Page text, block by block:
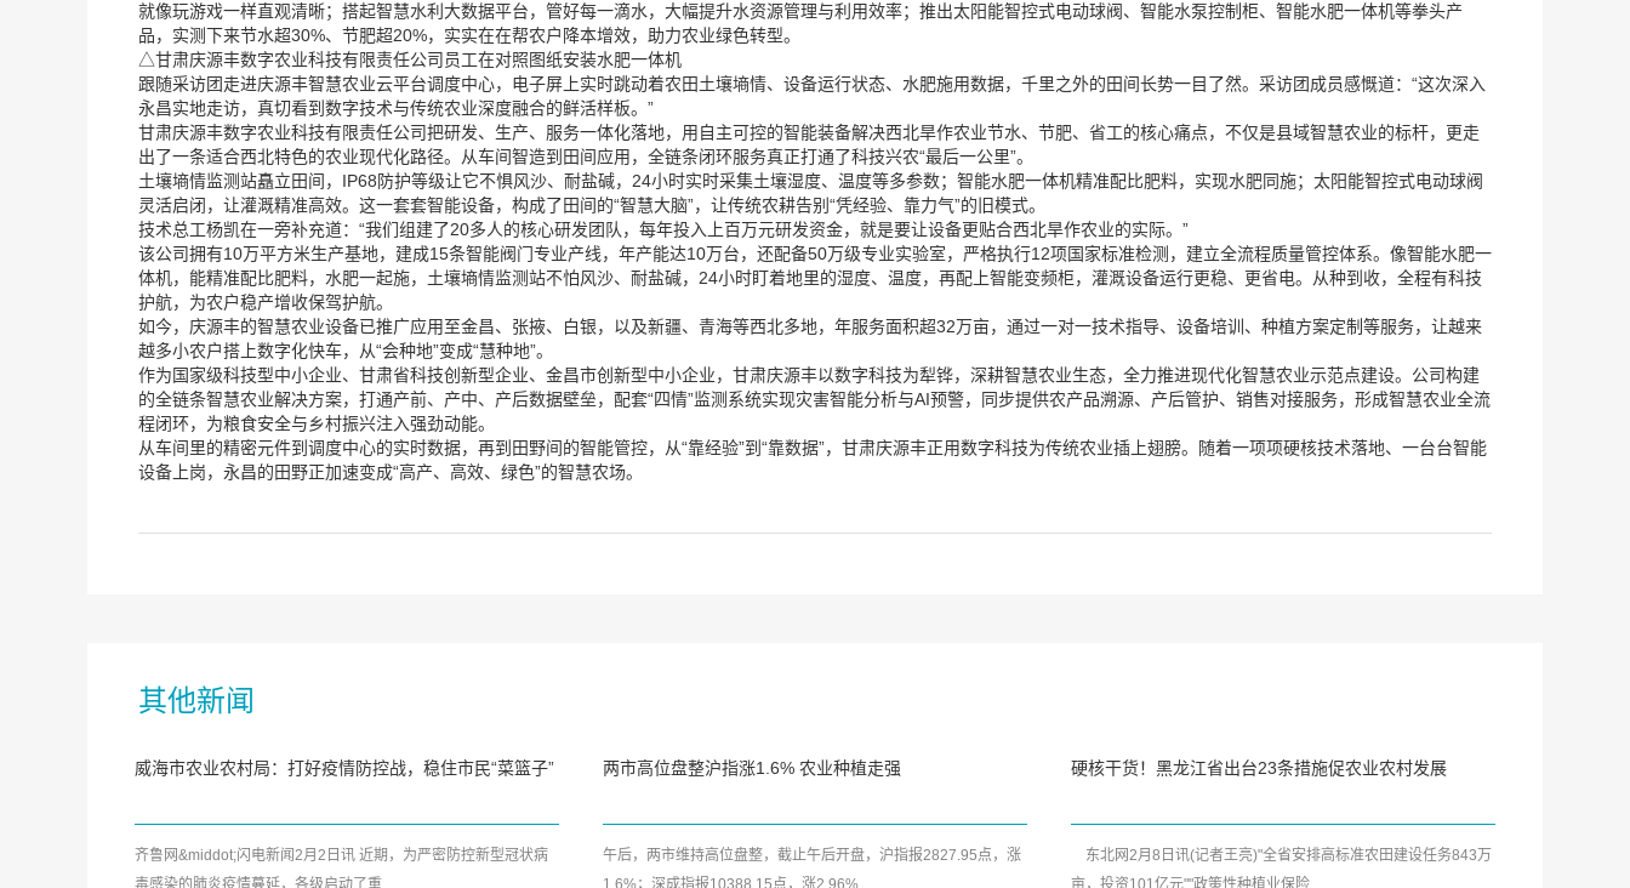
就像玩游戏一样直观清晰；搭起智慧水利大数据平台，管好每一滴水，大幅提升水资源管理与利用效率；推出太阳能智控式电动球阀、智能水泵控制柜、智能水肥一体机等拳头产
品，实测下来节水超30%、节肥超20%，实实在在帮农户降本增效，助力农业绿色转型。
△甘肃庆源丰数字农业科技有限责任公司员工在对照图纸安装水肥一体机
跟随采访团走进庆源丰智慧农业云平台调度中心，电子屏上实时跳动着农田土壤墒情、设备运行状态、水肥施用数据，千里之外的田间长势一目了然。采访团成员感慨道：“这次深入
永昌实地走访，真切看到数字技术与传统农业深度融合的鲜活样板。”
甘肃庆源丰数字农业科技有限责任公司把研发、生产、服务一体化落地，用自主可控的智能装备解决西北旱作农业节水、节肥、省工的核心痛点，不仅是县域智慧农业的标杆，更走
出了一条适合西北特色的农业现代化路径。从车间智造到田间应用，全链条闭环服务真正打通了科技兴农“最后一公里”。
土壤墒情监测站矗立田间，IP68防护等级让它不惧风沙、耐盐碱，24小时实时采集土壤湿度、温度等多参数；智能水肥一体机精准配比肥料，实现水肥同施；太阳能智控式电动球阀
灵活启闭，让灌溉精准高效。这一套套智能设备，构成了田间的“智慧大脑”，让传统农耕告别“凭经验、靠力气”的旧模式。
技术总工杨凯在一旁补充道：“我们组建了20多人的核心研发团队，每年投入上百万元研发资金，就是要让设备更贴合西北旱作农业的实际。”
该公司拥有10万平方米生产基地，建成15条智能阀门专业产线，年产能达10万台，还配备50万级专业实验室，严格执行12项国家标准检测，建立全流程质量管控体系。像智能水肥一
体机，能精准配比肥料，水肥一起施，土壤墒情监测站不怕风沙、耐盐碱，24小时盯着地里的湿度、温度，再配上智能变频柜，灌溉设备运行更稳、更省电。从种到收，全程有科技
护航，为农户稳产增收保驾护航。
如今，庆源丰的智慧农业设备已推广应用至金昌、张掖、白银，以及新疆、青海等西北多地，年服务面积超32万亩，通过一对一技术指导、设备培训、种植方案定制等服务，让越来
越多小农户搭上数字化快车，从“会种地”变成“慧种地”。
作为国家级科技型中小企业、甘肃省科技创新型企业、金昌市创新型中小企业，甘肃庆源丰以数字科技为犁铧，深耕智慧农业生态，全力推进现代化智慧农业示范点建设。公司构建
的全链条智慧农业解决方案，打通产前、产中、产后数据壁垒，配套“四情”监测系统实现灾害智能分析与AI预警，同步提供农产品溯源、产后管护、销售对接服务，形成智慧农业全流
程闭环，为粮食安全与乡村振兴注入强劲动能。
从车间里的精密元件到调度中心的实时数据，再到田野间的智能管控，从“靠经验”到“靠数据”，甘肃庆源丰正用数字科技为传统农业插上翅膀。随着一项项硬核技术落地、一台台智能
设备上岗，永昌的田野正加速变成“高产、高效、绿色”的智慧农场。
其他新闻
威海市农业农村局：打好疫情防控战，稳住市民“菜篮子”
齐鲁网&middot;闪电新闻2月2日讯 近期，为严密防控新型冠状病
毒感染的肺炎疫情蔓延，各级启动了重...
两市高位盘整沪指涨1.6% 农业种植走强
午后，两市维持高位盘整，截止午后开盘，沪指报2827.95点，涨
1.6%；深成指报10388.15点，涨2.96%...
硬核干货！黑龙江省出台23条措施促农业农村发展
东北网2月8日讯(记者王亮)"全省安排高标准农田建设任务843万
亩，投资101亿元""政策性种植业保险...